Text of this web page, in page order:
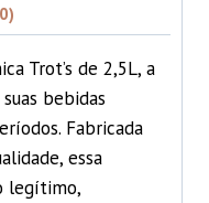
Trot’s de 2,5L, a
bebidas
Fabricada
essa
legítimo,